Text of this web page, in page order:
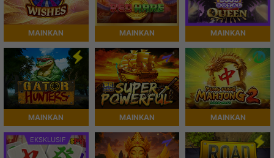
MAINKAN MAINKAN MAINKAN
MAINKAN MAINKAN MAINKAN
EKSKLUSIF